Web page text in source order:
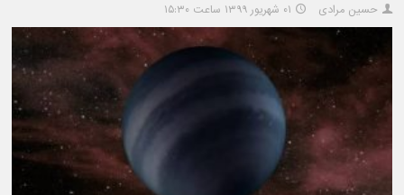
حسین مرادی ۰۱ شهریور ۱۳۹۹ ساعت ۱۵:۳۰